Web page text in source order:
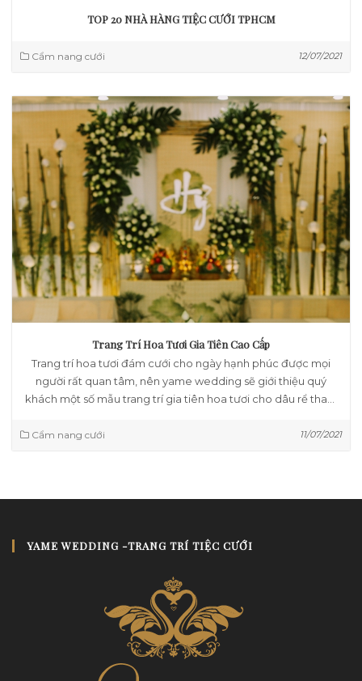
TOP 20 NHÀ HÀNG TIỆC CƯỚI TPHCM
Cẩm nang cưới 12/07/2021
Trang Trí Hoa Tươi Gia Tiên Cao Cấp
Trang trí hoa tươi đám cưới cho ngày hạnh phúc được mọi
người rất quan tâm, nên yame wedding sẽ giới thiệu quý
khách một số mẫu trang trí gia tiên hoa tươi cho dâu rể tham
Cẩm nang cưới 11/07/2021
YAME WEDDING -TRANG TRÍ TIỆC CƯỚI